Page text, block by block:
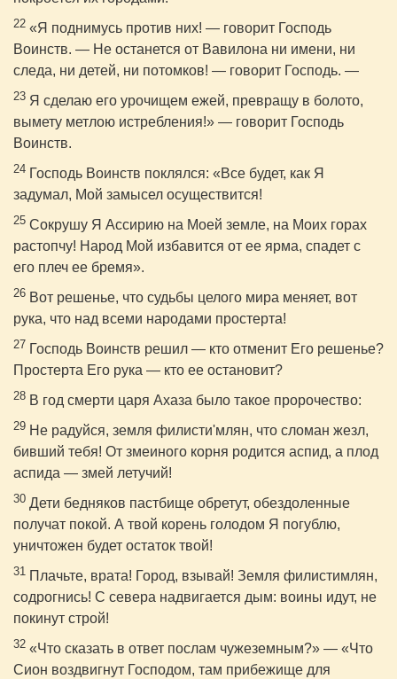
22 «Я поднимусь против них! — говорит Господь
Воинств. — Не останется от Вавилона ни имени, ни
следа, ни детей, ни потомков! — говорит Господь. —
23 Я сделаю его урочищем ежей, превращу в болото,
вымету метлою истребления!» — говорит Господь
Воинств.
24 Господь Воинств поклялся: «Все будет, как Я
задумал, Мой замысел осуществится!
25 Сокрушу Я Ассирию на Моей земле, на Моих горах
растопчу! Народ Мой избавится от ее ярма, спадет с
его плеч ее бремя».
26 Вот решенье, что судьбы целого мира меняет, вот
рука, что над всеми народами простерта!
27 Господь Воинств решил — кто отменит Его решенье?
Простерта Его рука — кто ее остановит?
28 В год смерти царя Ахаза было такое пророчество:
29 Не радуйся, земля филисти'млян, что сломан жезл,
бивший тебя! От змеиного корня родится аспид, а плод
аспида — змей летучий!
30 Дети бедняков пастбище обретут, обездоленные
получат покой. А твой корень голодом Я погублю,
уничтожен будет остаток твой!
31 Плачьте, врата! Город, взывай! Земля филистимлян,
содрогнись! С севера надвигается дым: воины идут, не
покинут строй!
32 «Что сказать в ответ послам чужеземным?» — «Что
Сион воздвигнут Господом, там прибежище для